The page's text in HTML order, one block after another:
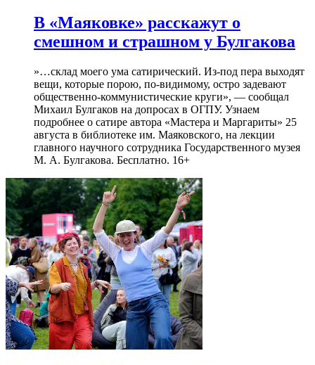
В «Маяковке» расскажут о
смешном и страшном у Булгакова
»…склад моего ума сатирический. Из-под пера выходят
вещи, которые порою, по-видимому, остро задевают
общественно-коммунистические круги», — сообщал
Михаил Булгаков на допросах в ОГПУ. Узнаем
подробнее о сатире автора «Мастера и Маргариты» 25
августа в библиотеке им. Маяковского, на лекции
главного научного сотрудника Государственного музея
М. А. Булгакова. Бесплатно. 16+